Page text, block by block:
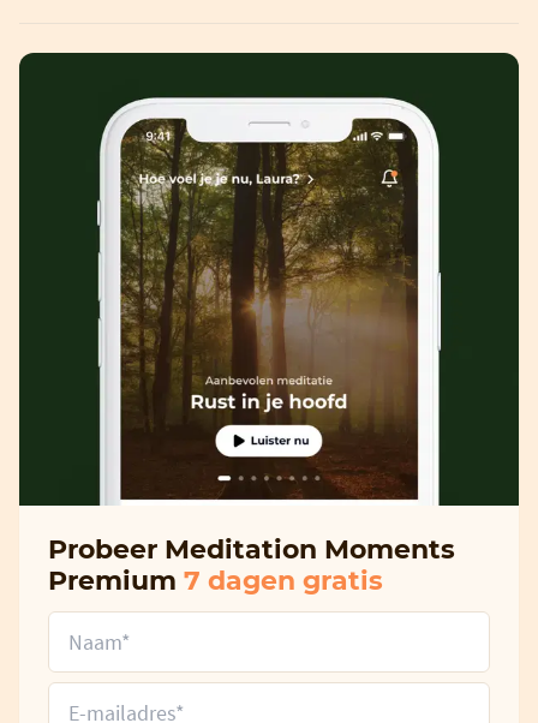
Probeer Meditation Moments
Premium 7 dagen gratis